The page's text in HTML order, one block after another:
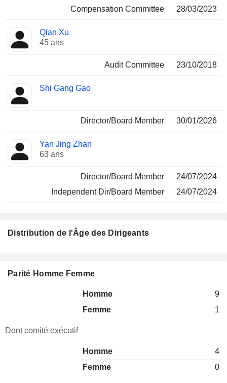
Compensation Committee 28/03/2023
Qian Xu
45 ans
Audit Committee 23/10/2018
Shi Gang Gao
Director/Board Member 30/01/2026
Yan Jing Zhan
63 ans
Director/Board Member
24/07/2024
Independent Dir/Board Member
24/07/2024
Distribution de l'Âge des Dirigeants
Parité Homme Femme
Homme
9
Femme
1
Dont comité exécutif
Homme
4
Femme
0